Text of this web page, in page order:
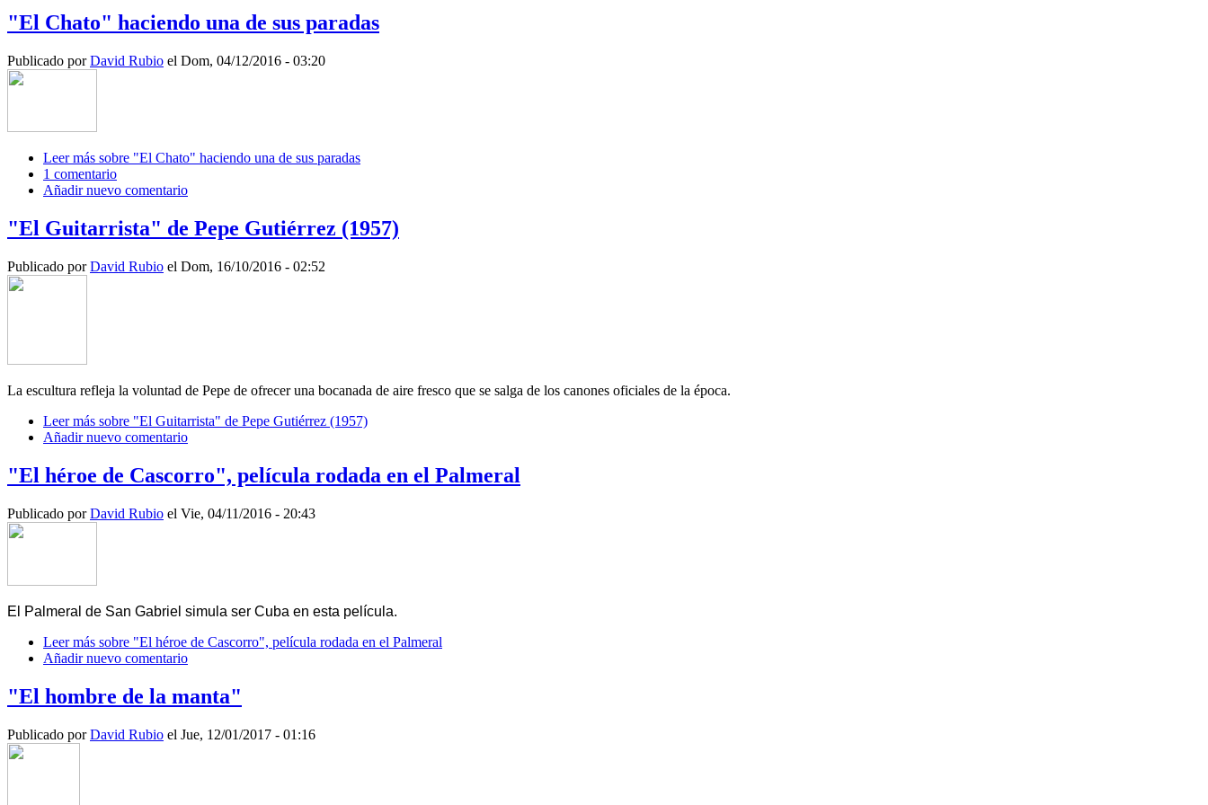
"El Chato" haciendo una de sus paradas
Publicado porDavid Rubio el Dom, 04/12/2016 - 03:20
Leer más sobre "El Chato" haciendo una de sus paradas
1 comentario
Añadir nuevo comentario
"El Guitarrista" de Pepe Gutiérrez (1957)
Publicado porDavid Rubio el Dom, 16/10/2016 - 02:52
La escultura refleja la voluntad de Pepe de ofrecer una bocanada de aire fresco que se salga de los canones oficiales de la época.
Leer más sobre "El Guitarrista" de Pepe Gutiérrez (1957)
Añadir nuevo comentario
"El héroe de Cascorro", película rodada en el Palmeral
Publicado porDavid Rubio el Vie, 04/11/2016 - 20:43
El Palmeral de San Gabriel simula ser Cuba en esta película.
Leer más sobre "El héroe de Cascorro", película rodada en el Palmeral
Añadir nuevo comentario
"El hombre de la manta"
Publicado porDavid Rubio el Jue, 12/01/2017 - 01:16